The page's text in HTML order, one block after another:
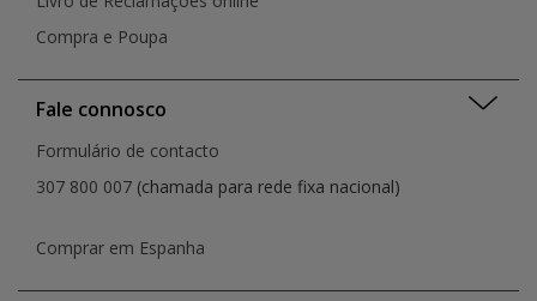
Compra e Poupa
Fale connosco
Formulário de contacto
307 800 007 (chamada para rede fixa nacional)
Comprar em Espanha